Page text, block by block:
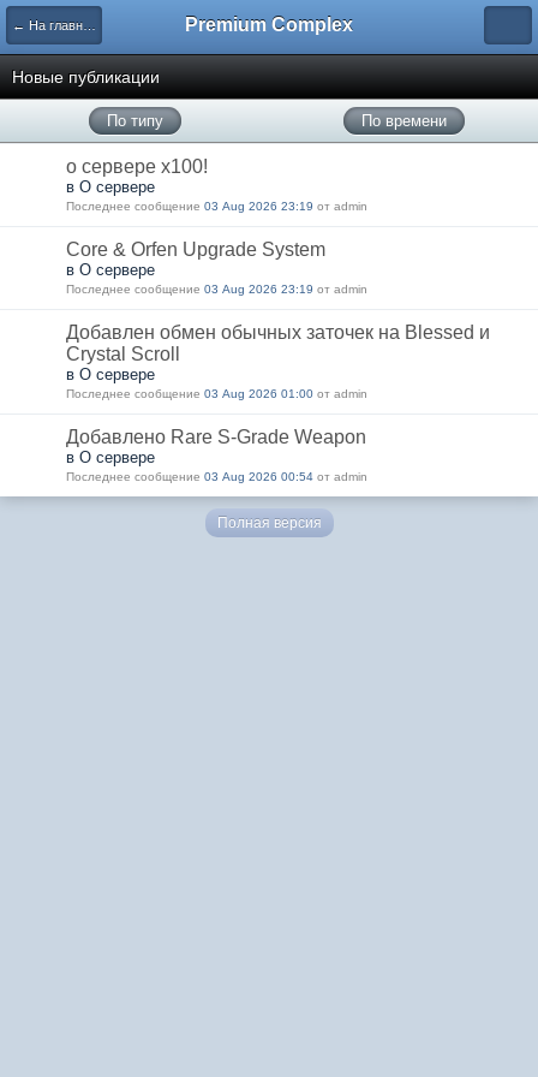
← На главную Premium Complex
Новые публикации
По типу По времени
о сервере x100!
в О сервере
Последнее сообщение 03 Aug 2026 23:19 от admin
Core & Orfen Upgrade System
в О сервере
Последнее сообщение 03 Aug 2026 23:19 от admin
Добавлен обмен обычных заточек на Blessed и
Crystal Scroll
в О сервере
Последнее сообщение 03 Aug 2026 01:00 от admin
Добавлено Rare S-Grade Weapon
в О сервере
Последнее сообщение 03 Aug 2026 00:54 от admin
Полная версия